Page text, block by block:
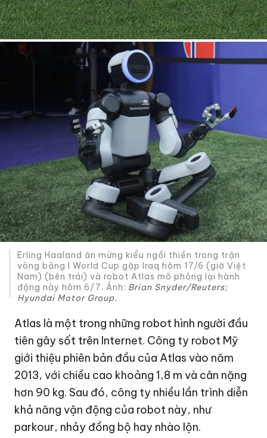
Erling Haaland ăn mừng kiểu ngồi thiền trong trận
vòng bảng I World Cup gặp Iraq hôm 17/6 (giờ Việt
Nam) (bên trái) và robot Atlas mô phỏng lại hành
động này hôm 6/7. Ảnh: Brian Snyder/Reuters;
Hyundai Motor Group.
Atlas là một trong những robot hình người đầu
tiên gây sốt trên Internet. Công ty robot Mỹ
giới thiệu phiên bản đầu của Atlas vào năm
2013, với chiều cao khoảng 1,8 m và cân nặng
hơn 90 kg. Sau đó, công ty nhiều lần trình diễn
khả năng vận động của robot này, như
parkour, nhảy đồng bộ hay nhào lộn.